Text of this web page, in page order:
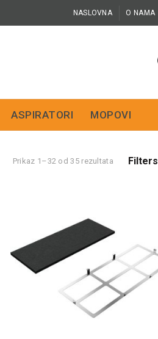
NASLOVNA O NAMA
ASPIRATORI MOPOVI
Prikaz 1–32 od 35 rezultata Sortirano
nižoj
Filters